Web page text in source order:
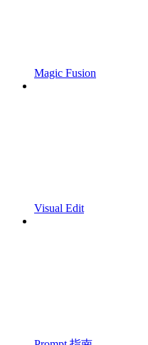
Magic Fusion
Visual Edit